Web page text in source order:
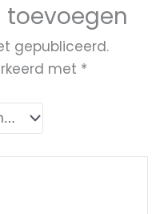
toevoegen
gepubliceerd.
met *